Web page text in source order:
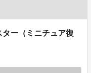
ー（ミニチュア復